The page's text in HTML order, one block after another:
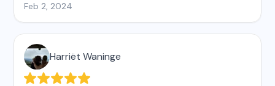
Feb 2, 2024
Harriët Waninge